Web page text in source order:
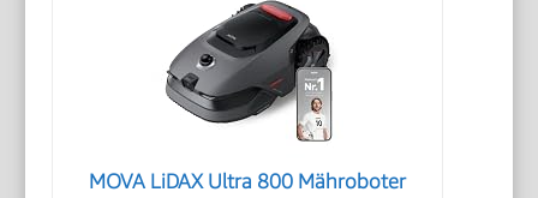
MOVA LiDAX Ultra 800 Mähroboter